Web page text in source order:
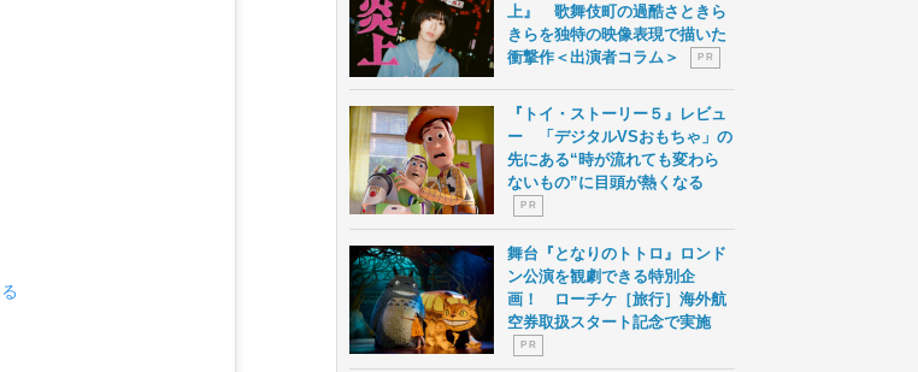
上』 歌舞伎町の過酷さときら
きらを独特の映像表現で描いた
衝撃作＜出演者コラム＞
P R
『トイ・ストーリー５』レビュ
ー 「デジタルVSおもちゃ」の
先にある“時が流れても変わら
ないもの”に目頭が熱くなる
P R
舞台『となりのトトロ』ロンド
ン公演を観劇できる特別企
画！ ローチケ［旅行］海外航
空券取扱スタート記念で実施
P R